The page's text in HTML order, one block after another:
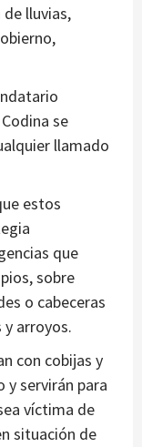
lluvias,
se
llamado
estos
que
sobre
o cabeceras
y arroyos.
con cobijas y
y servirán para
víctima de
situación de